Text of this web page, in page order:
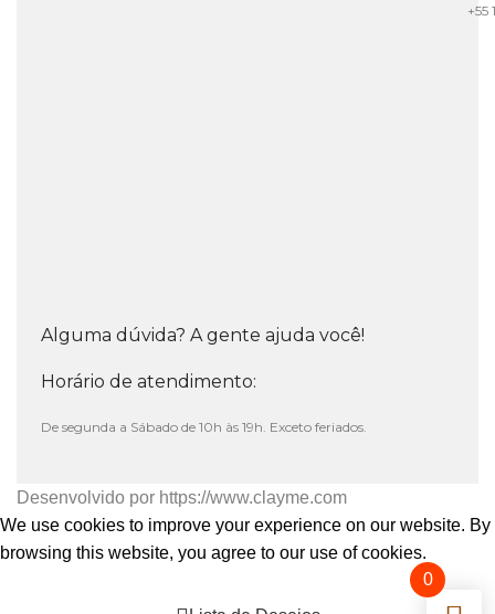
+55
Alguma dúvida? A gente ajuda você!
Horário de atendimento:
De segunda a Sábado de 10h às 19h. Exceto feriados.
Desenvolvido por https://www.clayme.com
We use cookies to improve your experience on our website. By
browsing this website, you agree to our use of cookies.
0